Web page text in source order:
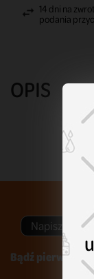
14 dni na
podania
OPIS
Napisz
Bądź pierwszym